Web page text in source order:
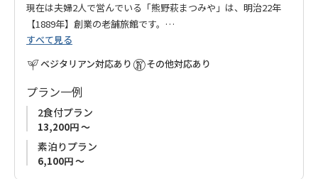
現在は夫婦2人で営んでいる「熊野萩まつみや」は、明治22年
【1889年】創業の老舗旅館です。
国道が整備されていない頃、十津川村から新宮までの交通手段
は舟でした。十津川村で伐採された木材は、筏（いかだ）にし
て流しました。
十津川村と本宮の間に位置する萩地区は、中継地点として当時
は筏師さんの宿泊で大変賑わったそうです。宿のすぐ近くの熊
野川には、今でもかつての波止場が残っています。
現在の建物は増築されておりますが、賑わっていた頃の雰囲気
を味わってもらいながら、昔のノスタルジーな気持に浸ってい
ただけたら幸いです。
すべて見る
ベジタリアン対応あり
その他対応あり
プラン一例
2食付プラン
13,200円 ～
素泊りプラン
6,100円 ～